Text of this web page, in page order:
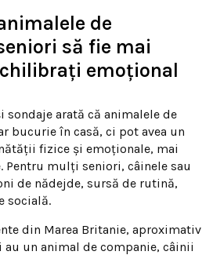
de
să fie mai
emoțional
arată că animalele de
bucurie în casă, ci pot avea un
fizice și emoționale, mai
Pentru mulți seniori, câinele sau
de nădejde, sursă de rutină,
socială.
din Marea Britanie, aproximativ
un animal de companie, câinii